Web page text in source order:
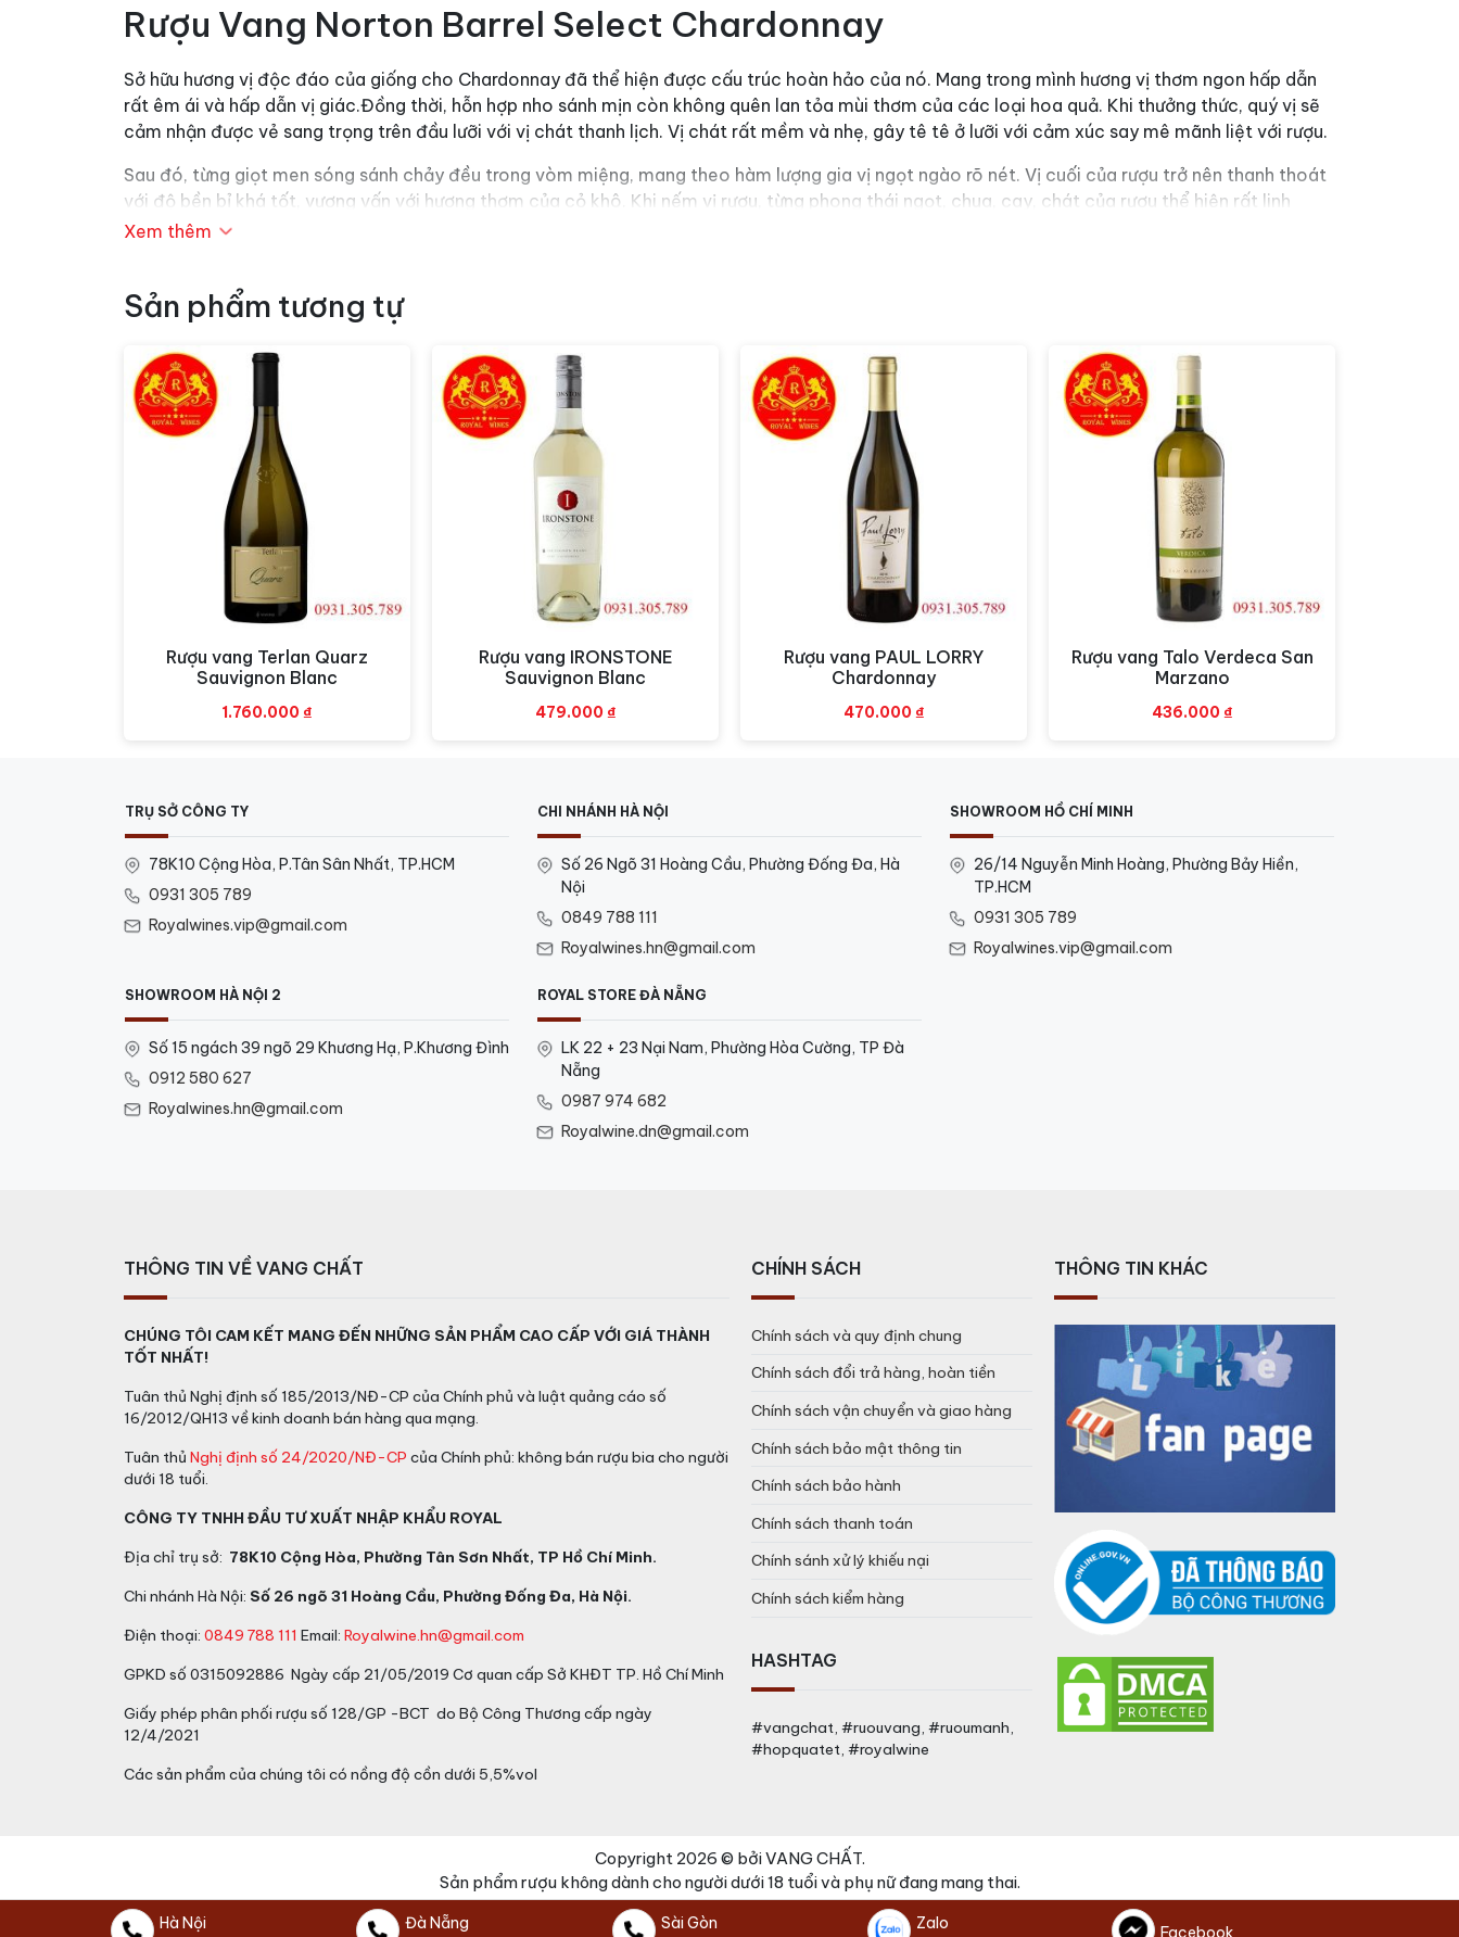
Rượu Vang Norton Barrel Select Chardonnay
Sở hữu hương vị độc đáo của giống cho Chardonnay đã thể hiện được cấu trúc hoàn hảo của nó. Mang trong mình hương vị thơm ngon hấp dẫn
rất êm ái và hấp dẫn vị giác.Đồng thời, hỗn hợp nho sánh mịn còn không quên lan tỏa mùi thơm của các loại hoa quả. Khi thưởng thức, quý vị sẽ
cảm nhận được vẻ sang trọng trên đầu lưỡi với vị chát thanh lịch. Vị chát rất mềm và nhẹ, gây tê tê ở lưỡi với cảm xúc say mê mãnh liệt với rượu.
Sau đó, từng giọt men sóng sánh chảy đều trong vòm miệng, mang theo hàm lượng gia vị ngọt ngào rõ nét. Vị cuối của rượu trở nên thanh thoát
với độ bền bỉ khá tốt, vương vấn với hương thơm của cỏ khô. Khi nếm vị rượu, từng phong thái ngọt, chua, cay, chát của rượu thể hiện rất linh
hoạt.Rượu vang
Xem thêm
Sản phẩm tương tự
Xem nhanh
Rượu vang Terlan Quarz
Sauvignon Blanc
1.760.000 ₫
Xem nhanh
Rượu vang IRONSTONE
Sauvignon Blanc
479.000 ₫
Xem nhanh
Rượu vang PAUL LORRY
Chardonnay
470.000 ₫
Xem nhanh
Rượu vang Talo Verdeca San
Marzano
436.000 ₫
TRỤ SỞ CÔNG TY
78K10 Cộng Hòa, P.Tân Sân Nhất, TP.HCM
0931 305 789
Royalwines.vip@gmail.com
CHI NHÁNH HÀ NỘI
Số 26 Ngõ 31 Hoàng Cầu, Phường Đống Đa, Hà
Nội
0849 788 111
Royalwines.hn@gmail.com
SHOWROOM HỒ CHÍ MINH
26/14 Nguyễn Minh Hoàng, Phường Bảy Hiền,
TP.HCM
0931 305 789
Royalwines.vip@gmail.com
SHOWROOM HÀ NỘI 2
Số 15 ngách 39 ngõ 29 Khương Hạ, P.Khương Đình
0912 580 627
Royalwines.hn@gmail.com
ROYAL STORE ĐÀ NẴNG
LK 22 + 23 Nại Nam, Phường Hòa Cường, TP Đà
Nẵng
0987 974 682
Royalwine.dn@gmail.com
THÔNG TIN VỀ VANG CHẤT
CHÚNG TÔI CAM KẾT MANG ĐẾN NHỮNG SẢN PHẨM CAO CẤP VỚI GIÁ THÀNH
TỐT NHẤT!
Tuân thủ Nghị định số 185/2013/NĐ-CP của Chính phủ và luật quảng cáo số
16/2012/QH13 về kinh doanh bán hàng qua mạng.
Tuân thủ Nghị định số 24/2020/NĐ-CP của Chính phủ: không bán rượu bia cho người
dưới 18 tuổi.
CÔNG TY TNHH ĐẦU TƯ XUẤT NHẬP KHẨU ROYAL
Địa chỉ trụ sở: 78K10 Cộng Hòa, Phường Tân Sơn Nhất, TP Hồ Chí Minh.
Chi nhánh Hà Nội: Số 26 ngõ 31 Hoàng Cầu, Phường Đống Đa, Hà Nội.
Điện thoại: 0849 788 111 Email: Royalwine.hn@gmail.com
GPKD số 0315092886 Ngày cấp 21/05/2019 Cơ quan cấp Sở KHĐT TP. Hồ Chí Minh
Giấy phép phân phối rượu số 128/GP -BCT do Bộ Công Thương cấp ngày
12/4/2021
Các sản phẩm của chúng tôi có nồng độ cồn dưới 5,5%vol
CHÍNH SÁCH
Chính sách và quy định chung
Chính sách đổi trả hàng, hoàn tiền
Chính sách vận chuyển và giao hàng
Chính sách bảo mật thông tin
Chính sách bảo hành
Chính sách thanh toán
Chính sánh xử lý khiếu nại
Chính sách kiểm hàng
HASHTAG
#vangchat, #ruouvang, #ruoumanh,
#hopquatet, #royalwine
THÔNG TIN KHÁC
Copyright 2026 © bởi VANG CHẤT.
Sản phẩm rượu không dành cho người dưới 18 tuổi và phụ nữ đang mang thai.
Hà Nội Đà Nẵng Sài Gòn Zalo Facebook